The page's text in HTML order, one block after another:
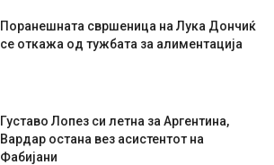
Поранешната свршеница на Лука Дончиќ
се откажа од тужбата за алиментација
Густаво Лопез си летна за Аргентина,
Вардар остана вез асистентот на
Фабијани